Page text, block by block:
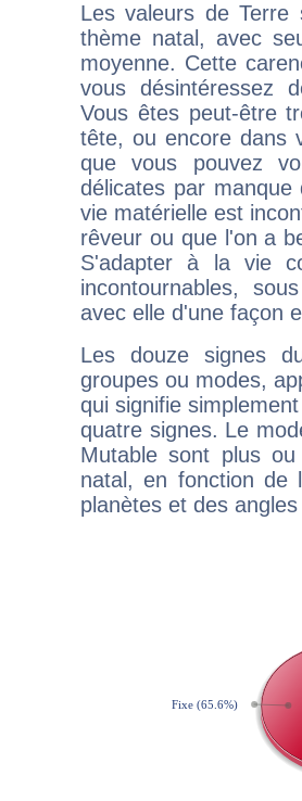
Les valeurs de Terre
thème natal, avec
moyenne. Cette
vous désintéressez
Vous êtes peut-être
tête, ou encore dans
que vous pouvez
délicates par
vie matérielle est
rêveur ou que l'on a
S'adapter à la vie
incontournables,
avec elle d'une façon
Les douze signes
groupes ou modes,
qui signifie
quatre signes. Le
Mutable sont plus
natal, en fonction de
planètes et des